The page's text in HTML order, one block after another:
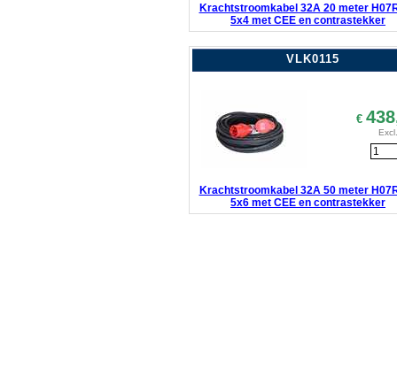
Krachtstroomkabel 32A 20 meter
5x4 met CEE en contrastekker
VLK0115
€
Krachtstroomkabel 32A 50 meter
5x6 met CEE en contrastekker